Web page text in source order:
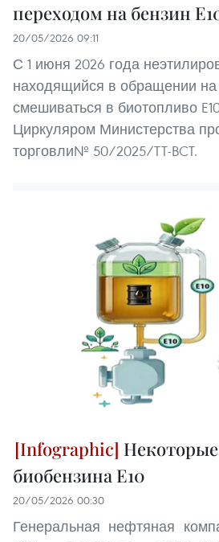
переходом на бензин
20/05/2026 09:11
С 1 июня 2026 года
находящийся в обращении на
смешиваться в биотопливо
Циркуляром Министерства
торговли№ 50/2025/TT-BCT.
биобензина E10
20/05/2026 00:30
Генеральная нефтяная